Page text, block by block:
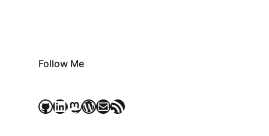
Follow Me
GitHub LinkedIn Mastodon WordPress 电子邮件RSS Feed